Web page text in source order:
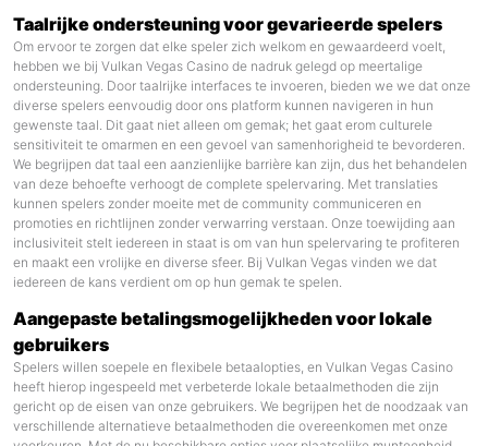
Taalrijke ondersteuning voor gevarieerde spelers
Om ervoor te zorgen dat elke speler zich welkom en gewaardeerd voelt,
hebben we bij Vulkan Vegas Casino de nadruk gelegd op meertalige
ondersteuning. Door taalrijke interfaces te invoeren, bieden we we dat onze
diverse spelers eenvoudig door ons platform kunnen navigeren in hun
gewenste taal. Dit gaat niet alleen om gemak; het gaat erom culturele
sensitiviteit te omarmen en een gevoel van samenhorigheid te bevorderen.
We begrijpen dat taal een aanzienlijke barrière kan zijn, dus het behandelen
van deze behoefte verhoogt de complete spelervaring. Met translaties
kunnen spelers zonder moeite met de community communiceren en
promoties en richtlijnen zonder verwarring verstaan. Onze toewijding aan
inclusiviteit stelt iedereen in staat is om van hun spelervaring te profiteren
en maakt een vrolijke en diverse sfeer. Bij Vulkan Vegas vinden we dat
iedereen de kans verdient om op hun gemak te spelen.
Aangepaste betalingsmogelijkheden voor lokale
gebruikers
Spelers willen soepele en flexibele betaalopties, en Vulkan Vegas Casino
heeft hierop ingespeeld met verbeterde lokale betaalmethoden die zijn
gericht op de eisen van onze gebruikers. We begrijpen het de noodzaak van
verschillende alternatieve betaalmethoden die overeenkomen met onze